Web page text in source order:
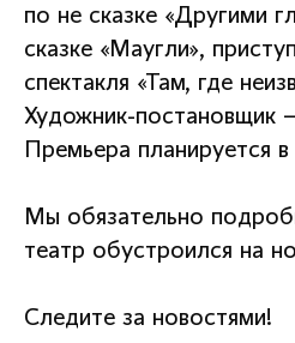
по не сказке «Другими
сказке «Маугли»,
спектакля «Там, где
Художник-постановщик
Премьера планируется
Мы обязательно
театр обустроился на
Следите за новостями!